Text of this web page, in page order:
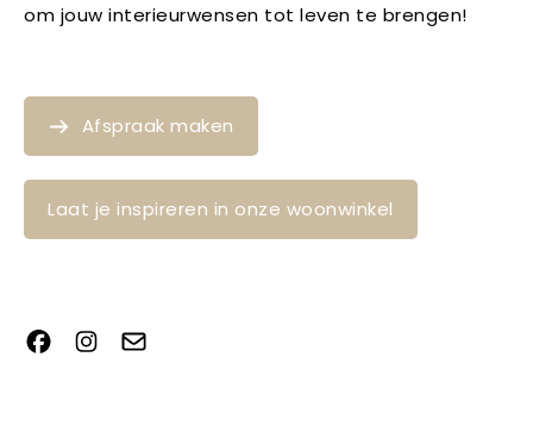
om jouw interieurwensen tot leven te brengen!
Afspraak maken
Laat je inspireren in onze woonwinkel